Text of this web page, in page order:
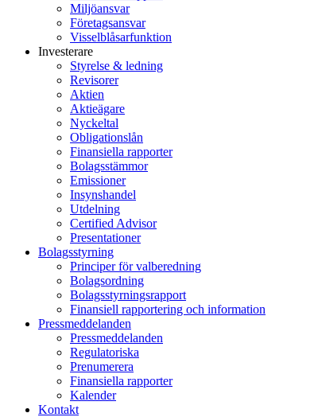
Miljöansvar
Företagsansvar
Visselblåsarfunktion
Investerare
Styrelse & ledning
Revisorer
Aktien
Aktieägare
Nyckeltal
Obligationslån
Finansiella rapporter
Bolagsstämmor
Emissioner
Insynshandel
Utdelning
Certified Advisor
Presentationer
Bolagsstyrning
Principer för valberedning
Bolagsordning
Bolagsstyrningsrapport
Finansiell rapportering och information
Pressmeddelanden
Pressmeddelanden
Regulatoriska
Prenumerera
Finansiella rapporter
Kalender
Kontakt